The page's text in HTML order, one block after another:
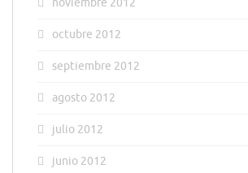
octubre 2012
septiembre 2012
agosto 2012
julio 2012
junio 2012